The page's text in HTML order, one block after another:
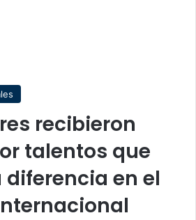
recibieron
talentos que
en el